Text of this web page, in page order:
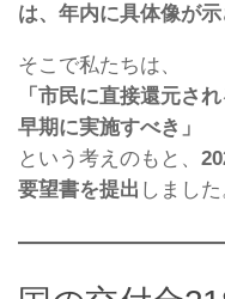
は、年内に具体像が示
そこで私たちは、
「市民に直接還元さ
早期に実施すべき」
という考えのもと、
要望書を提出 しました